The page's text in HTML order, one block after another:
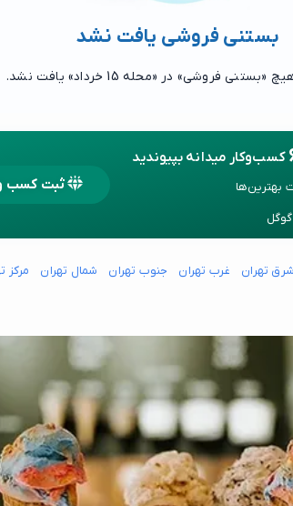
بستنی فروشی یافت نشد
فروشی» در «محله 15 خرداد» یافت نشد.
کسب‌وکار میدانه بپیوندید
بهترین‌ها
ثبت کسب و
شرق تهران غرب تهران جنوب تهران شمال تهران مرکز